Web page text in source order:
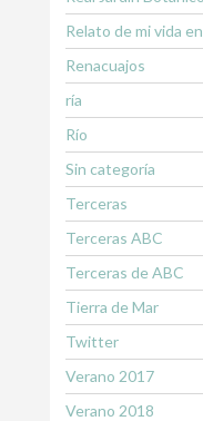
Relato de mi vida
Renacuajos
ría
Río
Sin categoría
Terceras
Terceras ABC
Terceras de ABC
Tierra de Mar
Twitter
Verano 2017
Verano 2018